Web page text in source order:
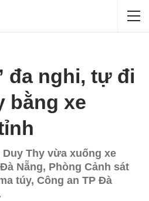
đa nghi, tự đi
bằng xe
Thy vừa xuống xe
Nẵng, Phòng Cảnh sát
túy, Công an TP Đà